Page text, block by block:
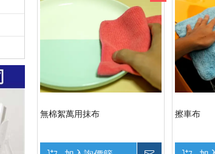
無棉絮萬用抹布 擦車布